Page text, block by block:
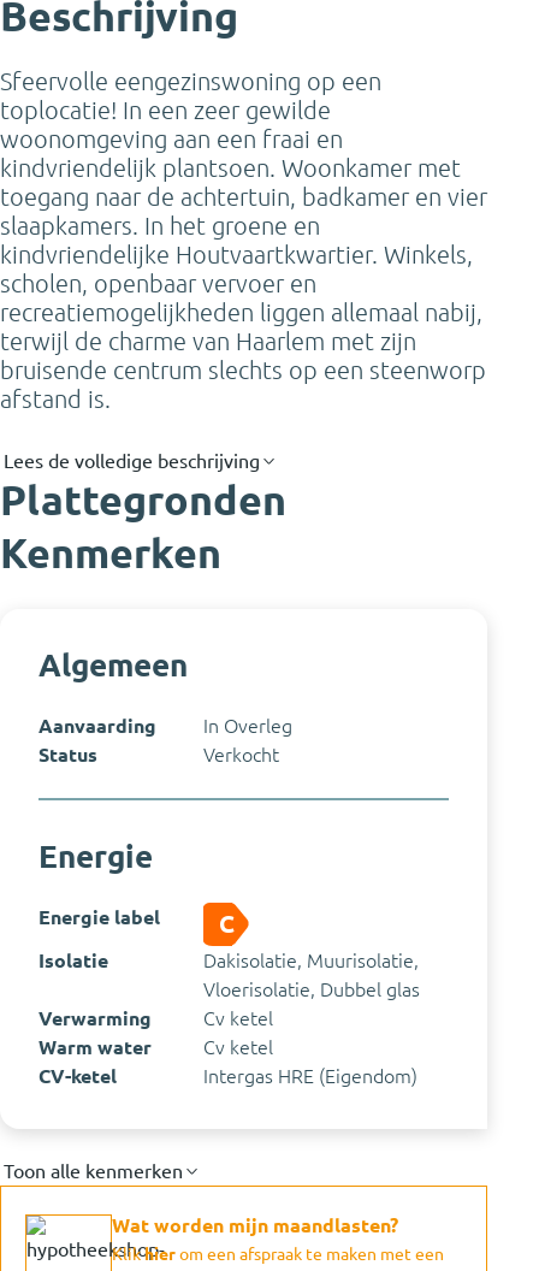
Beschrijving
Sfeervolle eengezinswoning op een
toplocatie! In een zeer gewilde
woonomgeving aan een fraai en
kindvriendelijk plantsoen. Woonkamer met
toegang naar de achtertuin, badkamer en vier
slaapkamers. In het groene en
kindvriendelijke Houtvaartkwartier. Winkels,
scholen, openbaar vervoer en
recreatiemogelijkheden liggen allemaal nabij,
terwijl de charme van Haarlem met zijn
bruisende centrum slechts op een steenworp
afstand is.
Lees de volledige beschrijving
Plattegronden
Kenmerken
Algemeen
Aanvaarding
In Overleg
Status
Verkocht
Energie
Energie label C
Isolatie
Dakisolatie, Muurisolatie,
Vloerisolatie, Dubbel glas
Verwarming
Cv ketel
Warm water
Cv ketel
CV-ketel
Intergas HRE (Eigendom)
Toon alle kenmerken
Wat worden mijn maandlasten?
Klikhierom een afspraak te maken met een